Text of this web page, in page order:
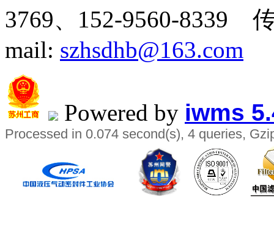
3769、 152-9560-8339
mail: szhsdhb@163.com
Powered by iwms
Processed in 0.074 second(s), 4 queries,